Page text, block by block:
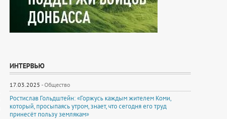
ИНТЕРВЬЮ
17.03.2025 -Общество
Ростислав Гольдштейн: «Горжусь каждым жителем Коми,
который, просыпаясь утром, знает, что сегодня его труд
принесёт пользу землякам»